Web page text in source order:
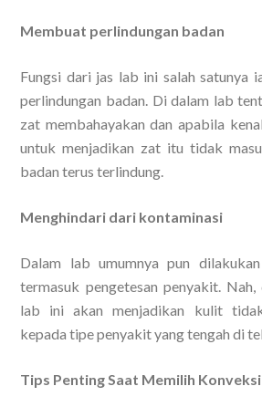
Membuat perlindungan badan
Fungsi dari jas lab ini salah satunya
perlindungan badan. Di dalam lab
zat membahayakan dan apabila
untuk menjadikan zat itu tidak
badan terus terlindung.
Menghindari dari kontaminasi
Dalam lab umumnya pun
termasuk pengetesan penyakit. Nah,
lab ini akan menjadikan kulit
kepada tipe penyakit yang tengah di
Tips Penting Saat Memilih